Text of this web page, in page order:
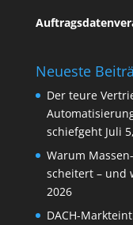
Neueste
Der teure
schiefgeht Juli
Warum
scheitert – und
2026
DACH-